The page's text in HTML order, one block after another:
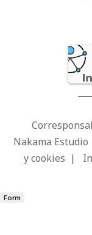
Nakama Estudio
y cookies |
Form